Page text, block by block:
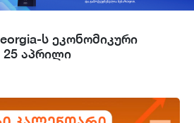
ს ეკონომიკური
აპრილი